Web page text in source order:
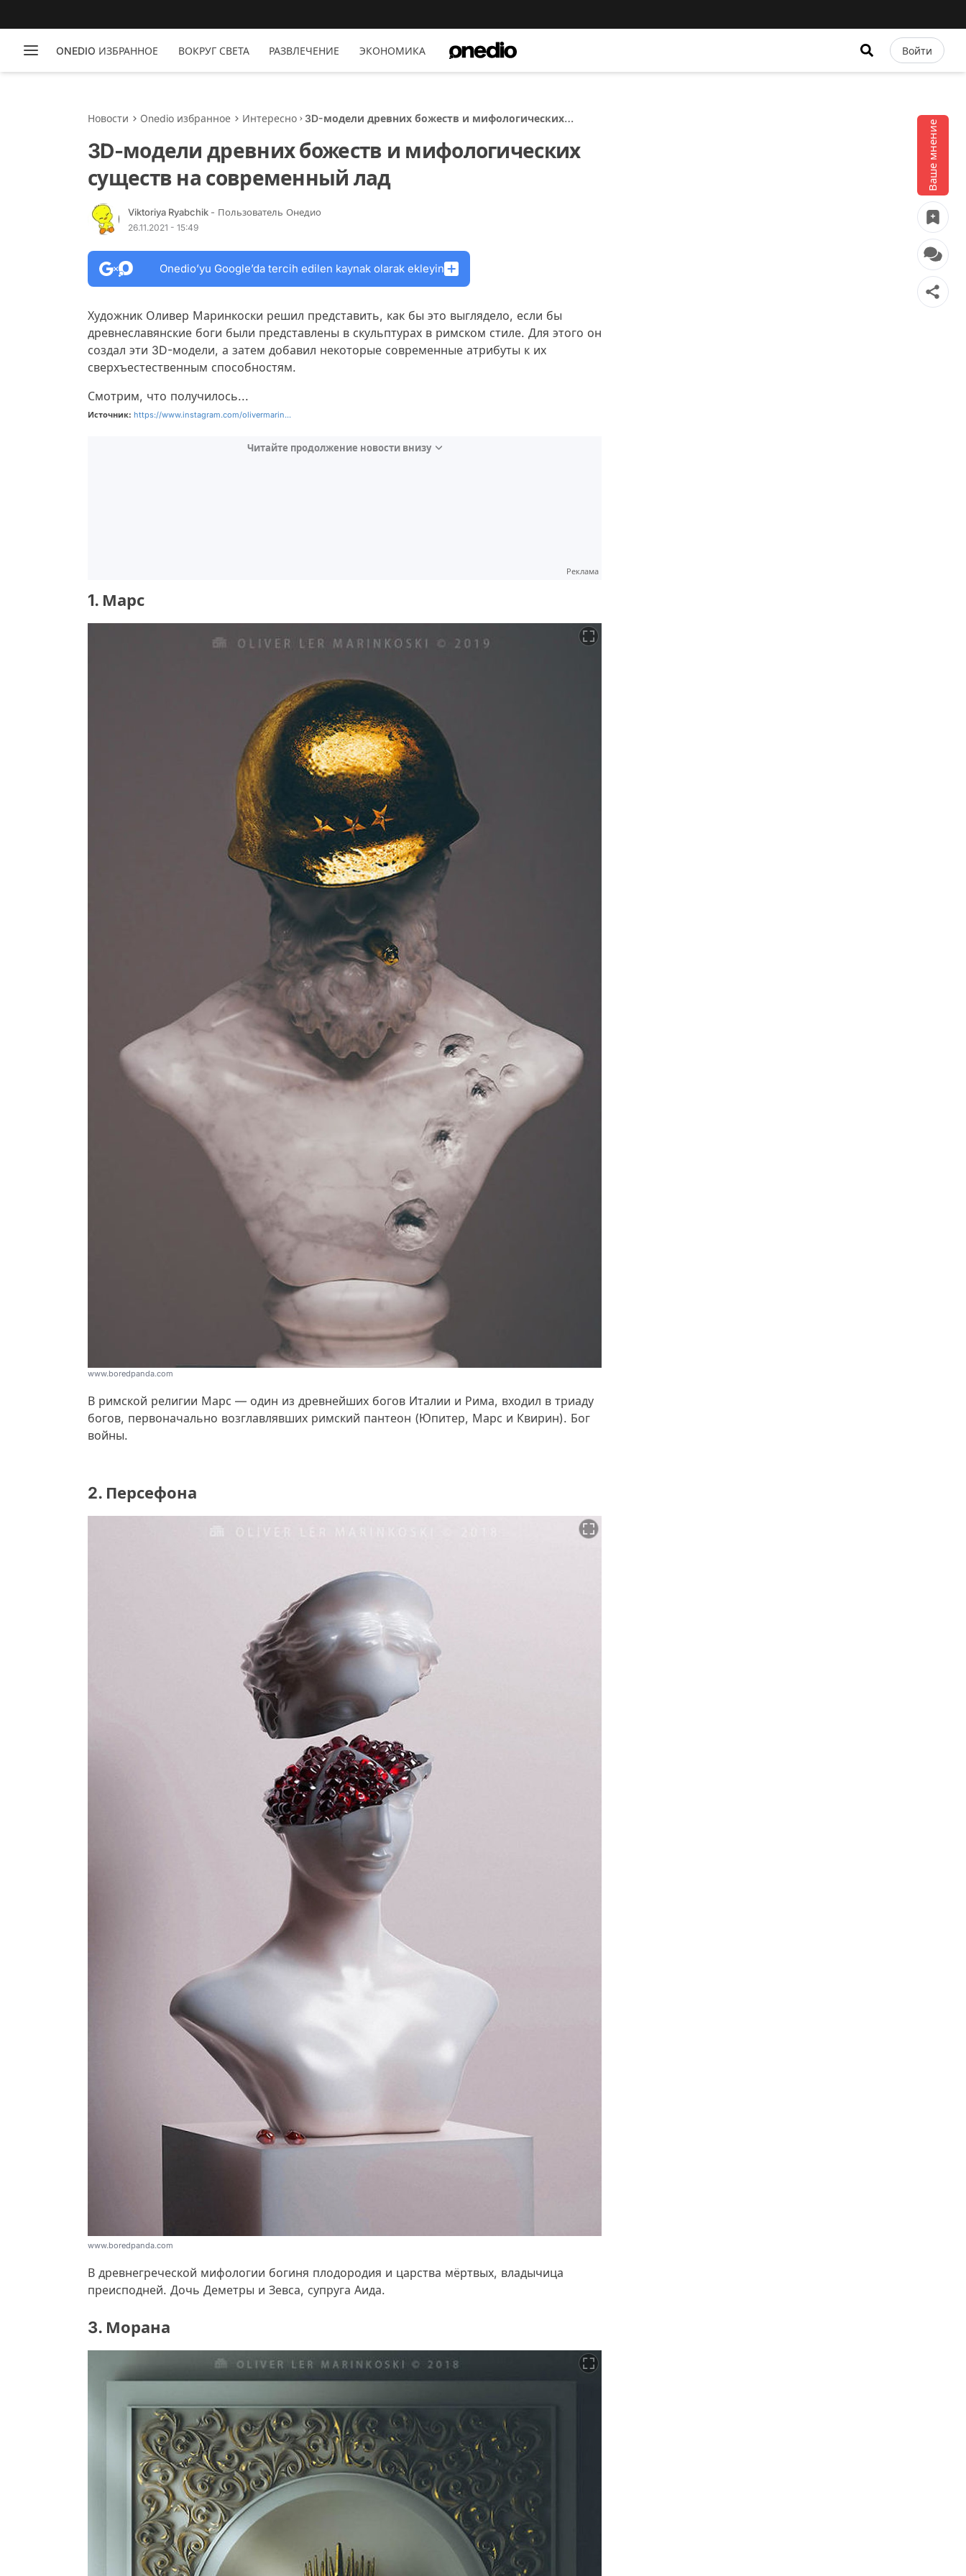
ONEDIO ИЗБРАННОЕ ВОКРУГ СВЕТА РАЗВЛЕЧЕНИЕ ЭКОНОМИКА Войти
Ваше мнение
Новости Onedio избранное Интересно
3D-модели древних божеств и мифологических
3D-модели древних божеств и мифологических
существ на современный лад
Viktoriya Ryabchik - Пользователь Онедио
26.11.2021 - 15:49
Onedio’yu Google’da tercih edilen kaynak olarak ekleyin
Художник Оливер Маринкоски решил представить, как бы это выглядело, если бы
древнеславянские боги были представлены в скульптурах в римском стиле. Для этого он
создал эти 3D-модели, а затем добавил некоторые современные атрибуты к их
сверхъестественным способностям.
Смотрим, что получилось...
Источник: https://www.instagram.com/olivermarin...
Читайте продолжение новости внизу
Реклама
1. Марс
www.boredpanda.com
В римской религии Марс — один из древнейших богов Италии и Рима, входил в триаду
богов, первоначально возглавлявших римский пантеон (Юпитер, Марс и Квирин). Бог
войны.
2. Персефона
www.boredpanda.com
В древнегреческой мифологии богиня плодородия и царства мёртвых, владычица
преисподней. Дочь Деметры и Зевса, супруга Аида.
3. Морана